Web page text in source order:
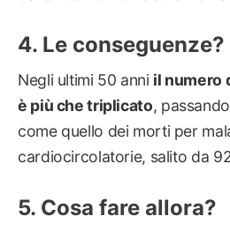
Le conseguenze?
Negli ultimi 50 anni il numero
è più che triplicato,
come quello dei morti per
cardiocircolatorie, salito da
Cosa fare allora?